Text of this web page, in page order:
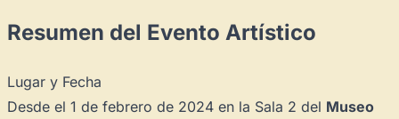
Resumen del Evento Artístico
Lugar y Fecha
Desde el 1 de febrero de 2024 en la Sala 2 del Museo